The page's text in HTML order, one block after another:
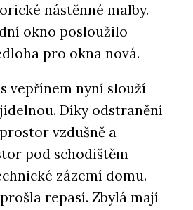
nástěnné malby.
okno posloužilo
pro okna nová.
vepřínem nyní slouží
Díky odstranění
vzdušně a
pod schodištěm
zázemí domu.
repasí. Zbylá mají